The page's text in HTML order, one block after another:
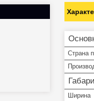
Страна
Ширина